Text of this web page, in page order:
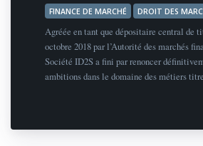
FINANCE DE MARCHÉ DROIT DES
Agréée en tant que dépositaire central de
octobre 2018 par l’Autorité des marchés
Société ID2S a fini par renoncer
ambitions dans le domaine des métiers